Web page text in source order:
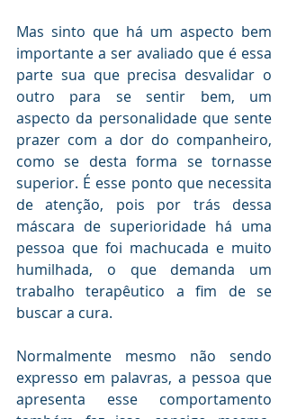
Mas sinto que há um aspecto bem
importante a ser avaliado que é essa
parte sua que precisa desvalidar o
outro para se sentir bem, um
aspecto da personalidade que sente
prazer com a dor do companheiro,
como se desta forma se tornasse
superior. É esse ponto que necessita
de atenção, pois por trás dessa
máscara de superioridade há uma
pessoa que foi machucada e muito
humilhada, o que demanda um
trabalho terapêutico a fim de se
buscar a cura.
Normalmente mesmo não sendo
expresso em palavras, a pessoa que
apresenta esse comportamento